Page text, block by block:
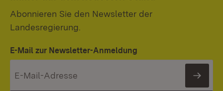
Abonnieren Sie den Newsletter der
Landesregierung.
E-Mail zur Newsletter-Anmeldung